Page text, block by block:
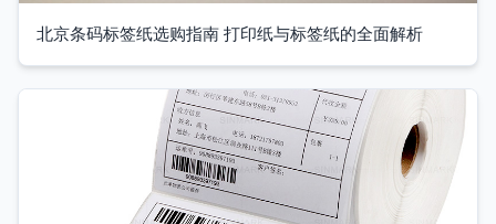
北京条码标签纸选购指南 打印纸与标签纸的全面解析